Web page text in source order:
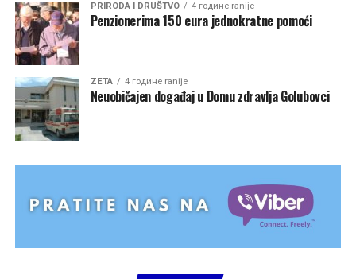
PRIRODA I DRUŠTVO 4 године ranije
Penzionerima 150 eura jednokratne pomoći
ZETA 4 године ranije
Neuobičajen događaj u Domu zdravlja Golubovci